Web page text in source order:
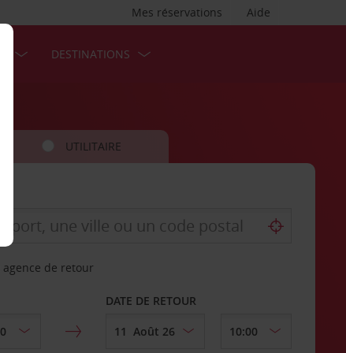
Aide
Mes réservations
DESTINATIONS
UTILITAIRE
de retour
DATE DE RETOUR